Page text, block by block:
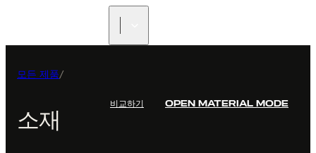
모든 제품/
소재
비교하기 OPEN MATERIAL MODE